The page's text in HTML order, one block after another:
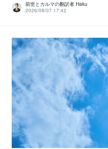
前世とカルマの翻訳者 Haku
2026/08/07 17:42